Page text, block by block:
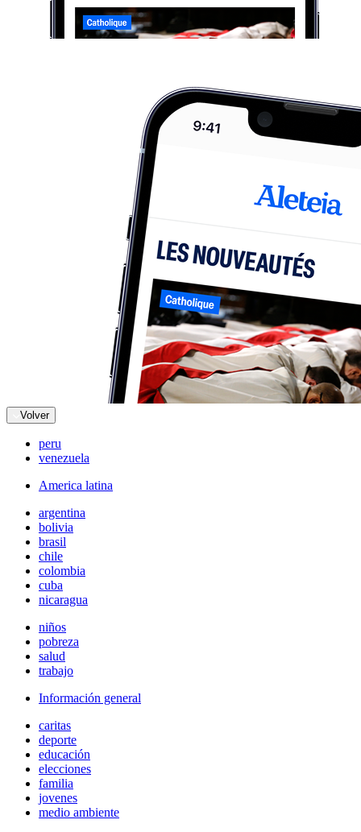
Volver
peru
venezuela
America latina
argentina
bolivia
brasil
chile
colombia
cuba
nicaragua
niños
pobreza
salud
trabajo
Información general
caritas
deporte
educación
elecciones
familia
jovenes
medio ambiente